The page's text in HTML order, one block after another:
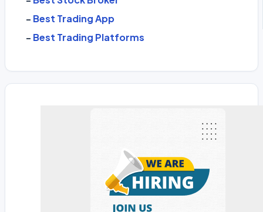
- Best Trading App
- Best Trading Platforms